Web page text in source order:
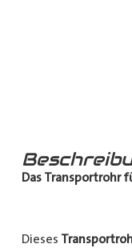
Das Transportrohr
Dieses